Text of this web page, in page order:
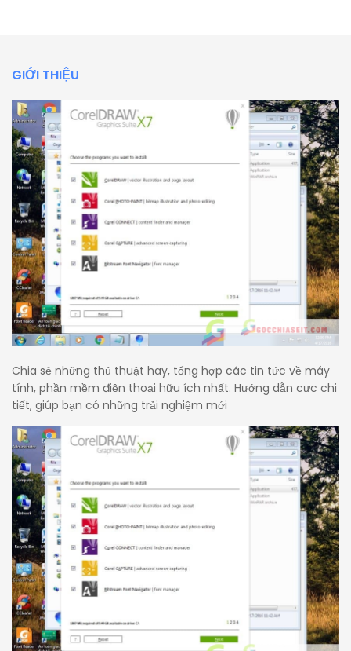
GIỚI THIỆU
Chia sẻ những thủ thuật hay, tổng hợp các tin tức về máy
tính, phần mềm điện thoại hữu ích nhất. Hướng dẫn cực chi
tiết, giúp bạn có những trải nghiệm mới